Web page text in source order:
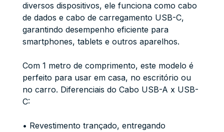
diversos dispositivos, ele funciona como cabo
de dados e cabo de carregamento USB-C,
garantindo desempenho eficiente para
smartphones, tablets e outros aparelhos.
Com 1 metro de comprimento, este modelo é
perfeito para usar em casa, no escritório ou
no carro. Diferenciais do Cabo USB-A x USB-
C:
• Revestimento trançado, entregando